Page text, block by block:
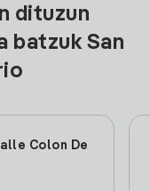
dituzun
batzuk San
Colon De